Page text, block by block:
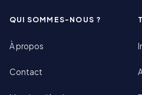
QUI SOMMES-NOUS ?
À propos
Contact